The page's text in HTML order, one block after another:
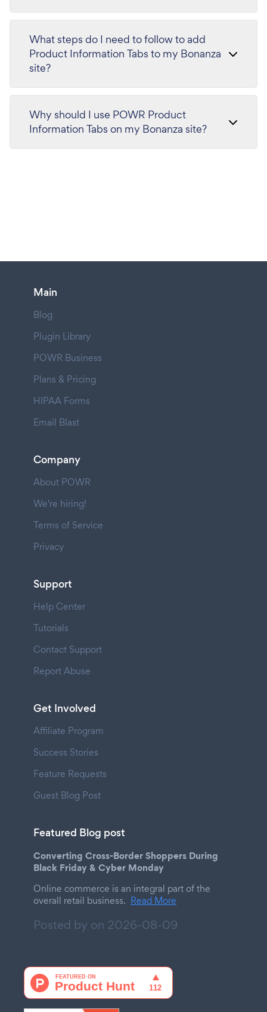
What steps do I need to follow to add
Product Information Tabs to my Bonanza
site?
Why should I use POWR Product
Information Tabs on my Bonanza site?
Main
Blog
Plugin Library
POWR Business
Plans & Pricing
HIPAA Forms
Email Blast
Company
About POWR
We're hiring!
Terms of Service
Privacy
Support
Help Center
Tutorials
Contact Support
Report Abuse
Get Involved
Affiliate Program
Success Stories
Feature Requests
Guest Blog Post
Featured Blog post
Converting Cross-Border Shoppers During
Black Friday & Cyber Monday
Online commerce is an integral part of the
overall retail business. Read More
Posted by on 2026-08-09